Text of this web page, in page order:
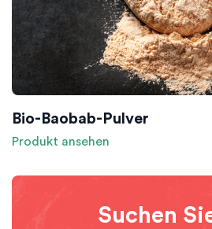
Bio-Baobab-Pulver
Produkt ansehen
Suchen